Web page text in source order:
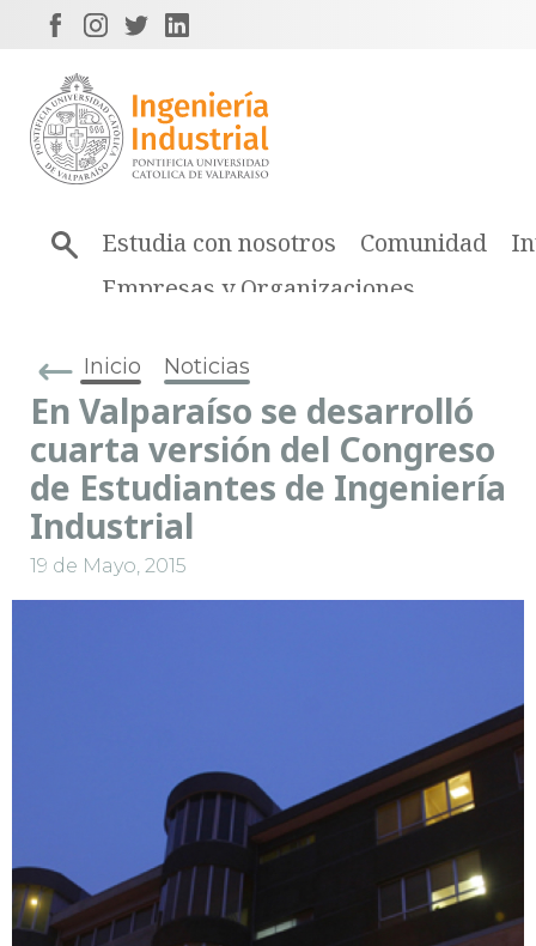
Estudia con nosotros Comunidad
Empresas y Organizaciones
Inicio Noticias
En Valparaíso se desarrolló
cuarta versión del Congreso
de Estudiantes de Ingeniería
Industrial
19 de Mayo, 2015